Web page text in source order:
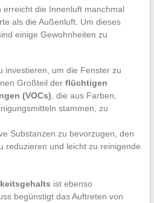
die Innenluft manchmal
als die Außenluft. Um dieses
einige Gewohnheiten zu
investieren, um die Fenster zu
Großteil der flüchtigen
(VOCs) , die aus Farben,
stammen, zu
Substanzen zu bevorzugen, den
reduzieren und leicht zu reinigende
ist ebenso
begünstigt das Auftreten von